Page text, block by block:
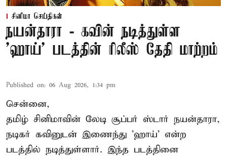
சினிமா செய்திகள்
நயன்தாரா - கவின் நடித்துள்ள
'ஹாய்' படத்தின் ரிலீஸ் தேதி மாற்றம்
Published on: 06 Aug 2026, 1:34 pm
சென்னை,
தமிழ் சினிமாவின் லேடி சூப்பர் ஸ்டார் நயன்தாரா,
நடிகர் கவினுடன் இணைந்து 'ஹாய்' என்ற
படத்தில் நடித்துள்ளார். இந்த படத்தினை